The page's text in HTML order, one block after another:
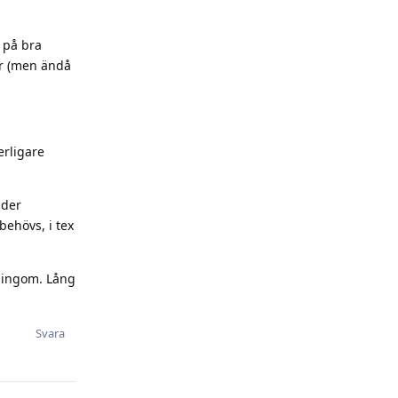
bra
(men ändå
i tex
Lång
Svara